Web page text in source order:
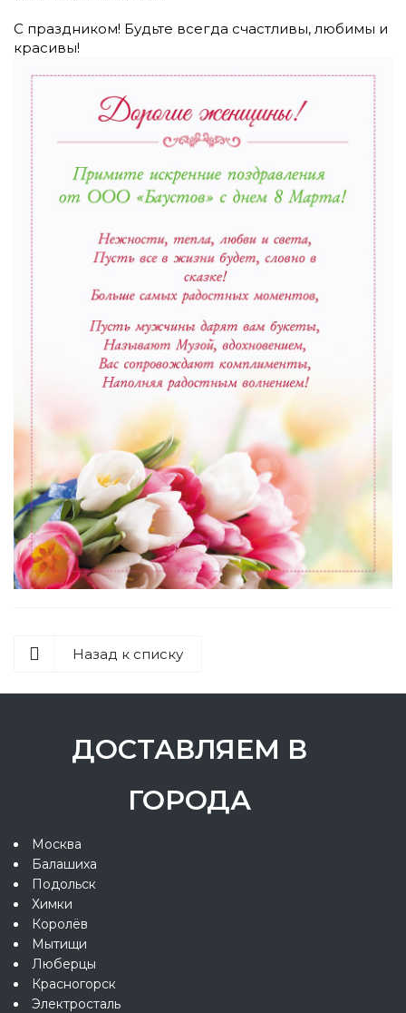
С праздником! Будьте всегда счастливы, любимы и
красивы!
Назад к списку
ДОСТАВЛЯЕМ В
ГОРОДА
Москва
Балашиха
Подольск
Химки
Королёв
Мытищи
Люберцы
Красногорск
Электросталь